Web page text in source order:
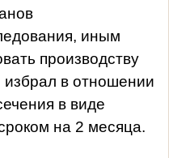
иным
производству
избрал в отношении
в виде
на 2 месяца.